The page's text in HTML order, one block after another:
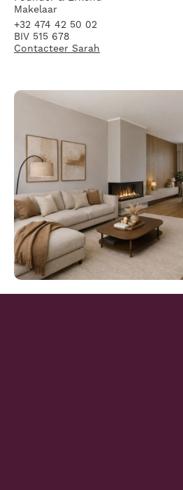
Makelaar
+32 474 42 50 02
BIV 515 678
Contacteer Sarah